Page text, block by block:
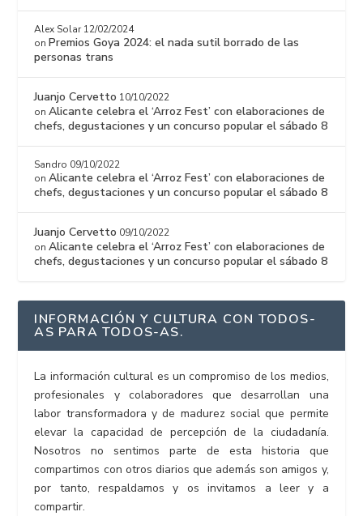
Alex Solar 12/02/2024
on Premios Goya 2024: el nada sutil borrado de las
personas trans
Juanjo Cervetto 10/10/2022
onAlicante celebra el ‘Arroz Fest’ con elaboraciones de
chefs, degustaciones y un concurso popular el sábado 8
Sandro 09/10/2022
onAlicante celebra el ‘Arroz Fest’ con elaboraciones de
chefs, degustaciones y un concurso popular el sábado 8
Juanjo Cervetto 09/10/2022
onAlicante celebra el ‘Arroz Fest’ con elaboraciones de
chefs, degustaciones y un concurso popular el sábado 8
INFORMACIÓN Y CULTURA CON TODOS-
AS PARA TODOS-AS.
La información cultural es un compromiso de los medios,
profesionales y colaboradores que desarrollan una
labor transformadora y de madurez social que permite
elevar la capacidad de percepción de la ciudadanía.
Nosotros no sentimos parte de esta historia que
compartimos con otros diarios que además son amigos y,
por tanto, respaldamos y os invitamos a leer y a
compartir.